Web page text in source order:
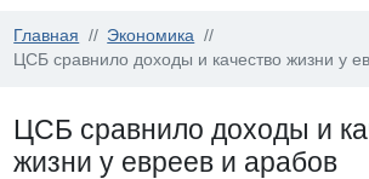
Главная
Экономика
ЦСБ сравнило доходы и качество жизни у
ЦСБ сравнило доходы и
жизни у евреев и арабов